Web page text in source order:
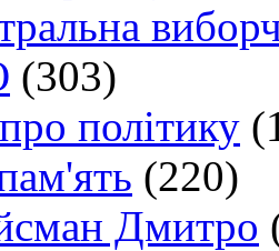
(303)
політику
(220)
Дмитро